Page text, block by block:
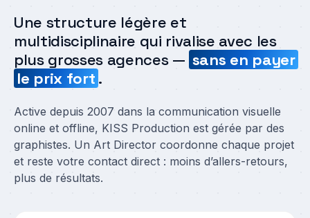
Une structure légère et
multidisciplinaire qui rivalise avec les
plus grosses agences — sans en payer
le prix fort .
Active depuis 2007 dans la communication visuelle
online et offline, KISS Production est gérée par des
graphistes. Un Art Director coordonne chaque projet
et reste votre contact direct : moins d’allers-retours,
plus de résultats.